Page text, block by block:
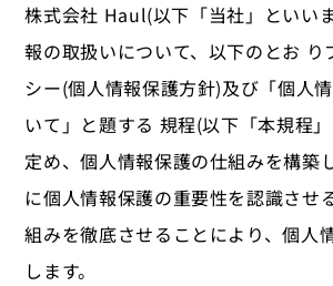
株式会社 Haul(以下「当社」といい
報の取扱いについて、以下のとお り
シー(個人情報保護方針)及び「個人
いて」と題する 規程(以下「本規程
定め、個人情報保護の仕組みを構築
に個人情報保護の重要性を認識させ
組みを徹底させることにより、個人
します。